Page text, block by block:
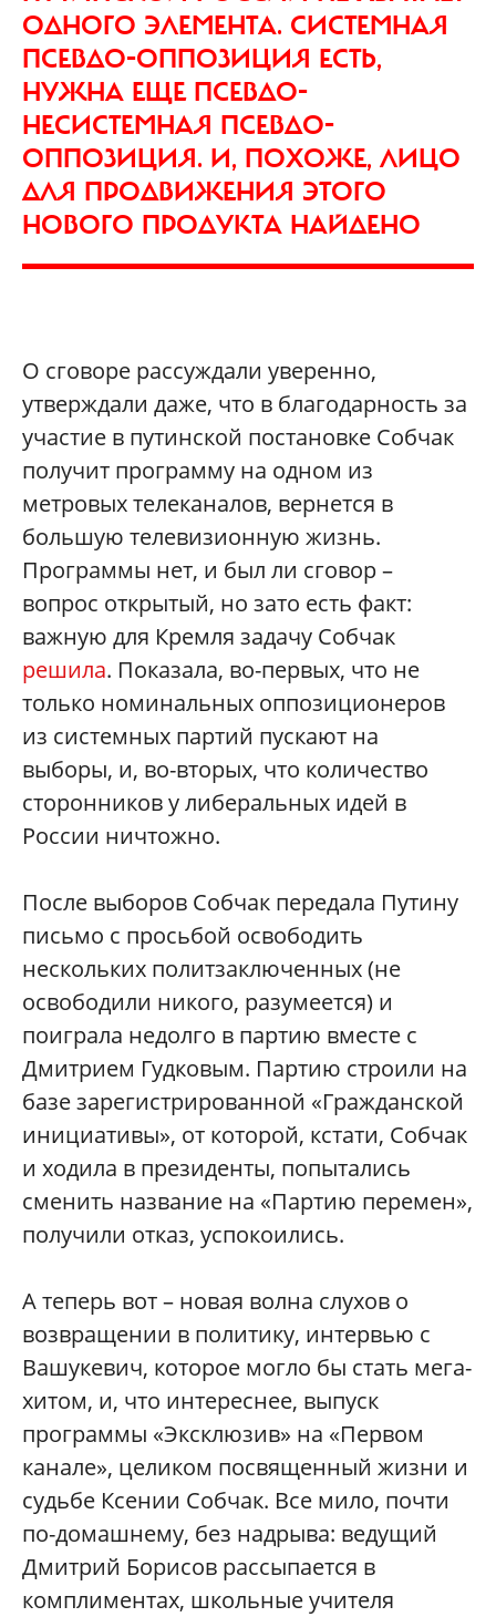
ОДНОГО ЭЛЕМЕНТА. СИСТЕМНАЯ
ПСЕВДО-ОППОЗИЦИЯ ЕСТЬ,
НУЖНА ЕЩЕ ПСЕВДО-
НЕСИСТЕМНАЯ ПСЕВДО-
ОППОЗИЦИЯ. И, ПОХОЖЕ, ЛИЦО
ДЛЯ ПРОДВИЖЕНИЯ ЭТОГО
НОВОГО ПРОДУКТА НАЙДЕНО
О сговоре рассуждали уверенно,
утверждали даже, что в благодарность за
участие в путинской постановке Собчак
получит программу на одном из
метровых телеканалов, вернется в
большую телевизионную жизнь.
Программы нет, и был ли сговор –
вопрос открытый, но зато есть факт:
важную для Кремля задачу Собчак
решила. Показала, во-первых, что не
только номинальных оппозиционеров
из системных партий пускают на
выборы, и, во-вторых, что количество
сторонников у либеральных идей в
России ничтожно.
После выборов Собчак передала Путину
письмо с просьбой освободить
нескольких политзаключенных (не
освободили никого, разумеется) и
поиграла недолго в партию вместе с
Дмитрием Гудковым. Партию строили на
базе зарегистрированной «Гражданской
инициативы», от которой, кстати, Собчак
и ходила в президенты, попытались
сменить название на «Партию перемен»,
получили отказ, успокоились.
А теперь вот – новая волна слухов о
возвращении в политику, интервью с
Вашукевич, которое могло бы стать мега-
хитом, и, что интереснее, выпуск
программы «Эксклюзив» на «Первом
канале», целиком посвященный жизни и
судьбе Ксении Собчак. Все мило, почти
по-домашнему, без надрыва: ведущий
Дмитрий Борисов рассыпается в
комплиментах, школьные учителя